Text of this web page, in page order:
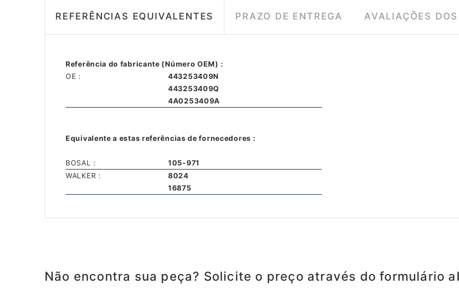
REFERÊNCIAS EQUIVALENTES PRAZO DE ENTREGA AVALIAÇÕES
Referência do fabricante (Número OEM) :
OE :
443253409N
443253409Q
4A0253409A
Equivalente a estas referências de fornecedores :
BOSAL :
105-971
WALKER :
8024
16875
Não encontra sua peça? Solicite o preço através do formulário